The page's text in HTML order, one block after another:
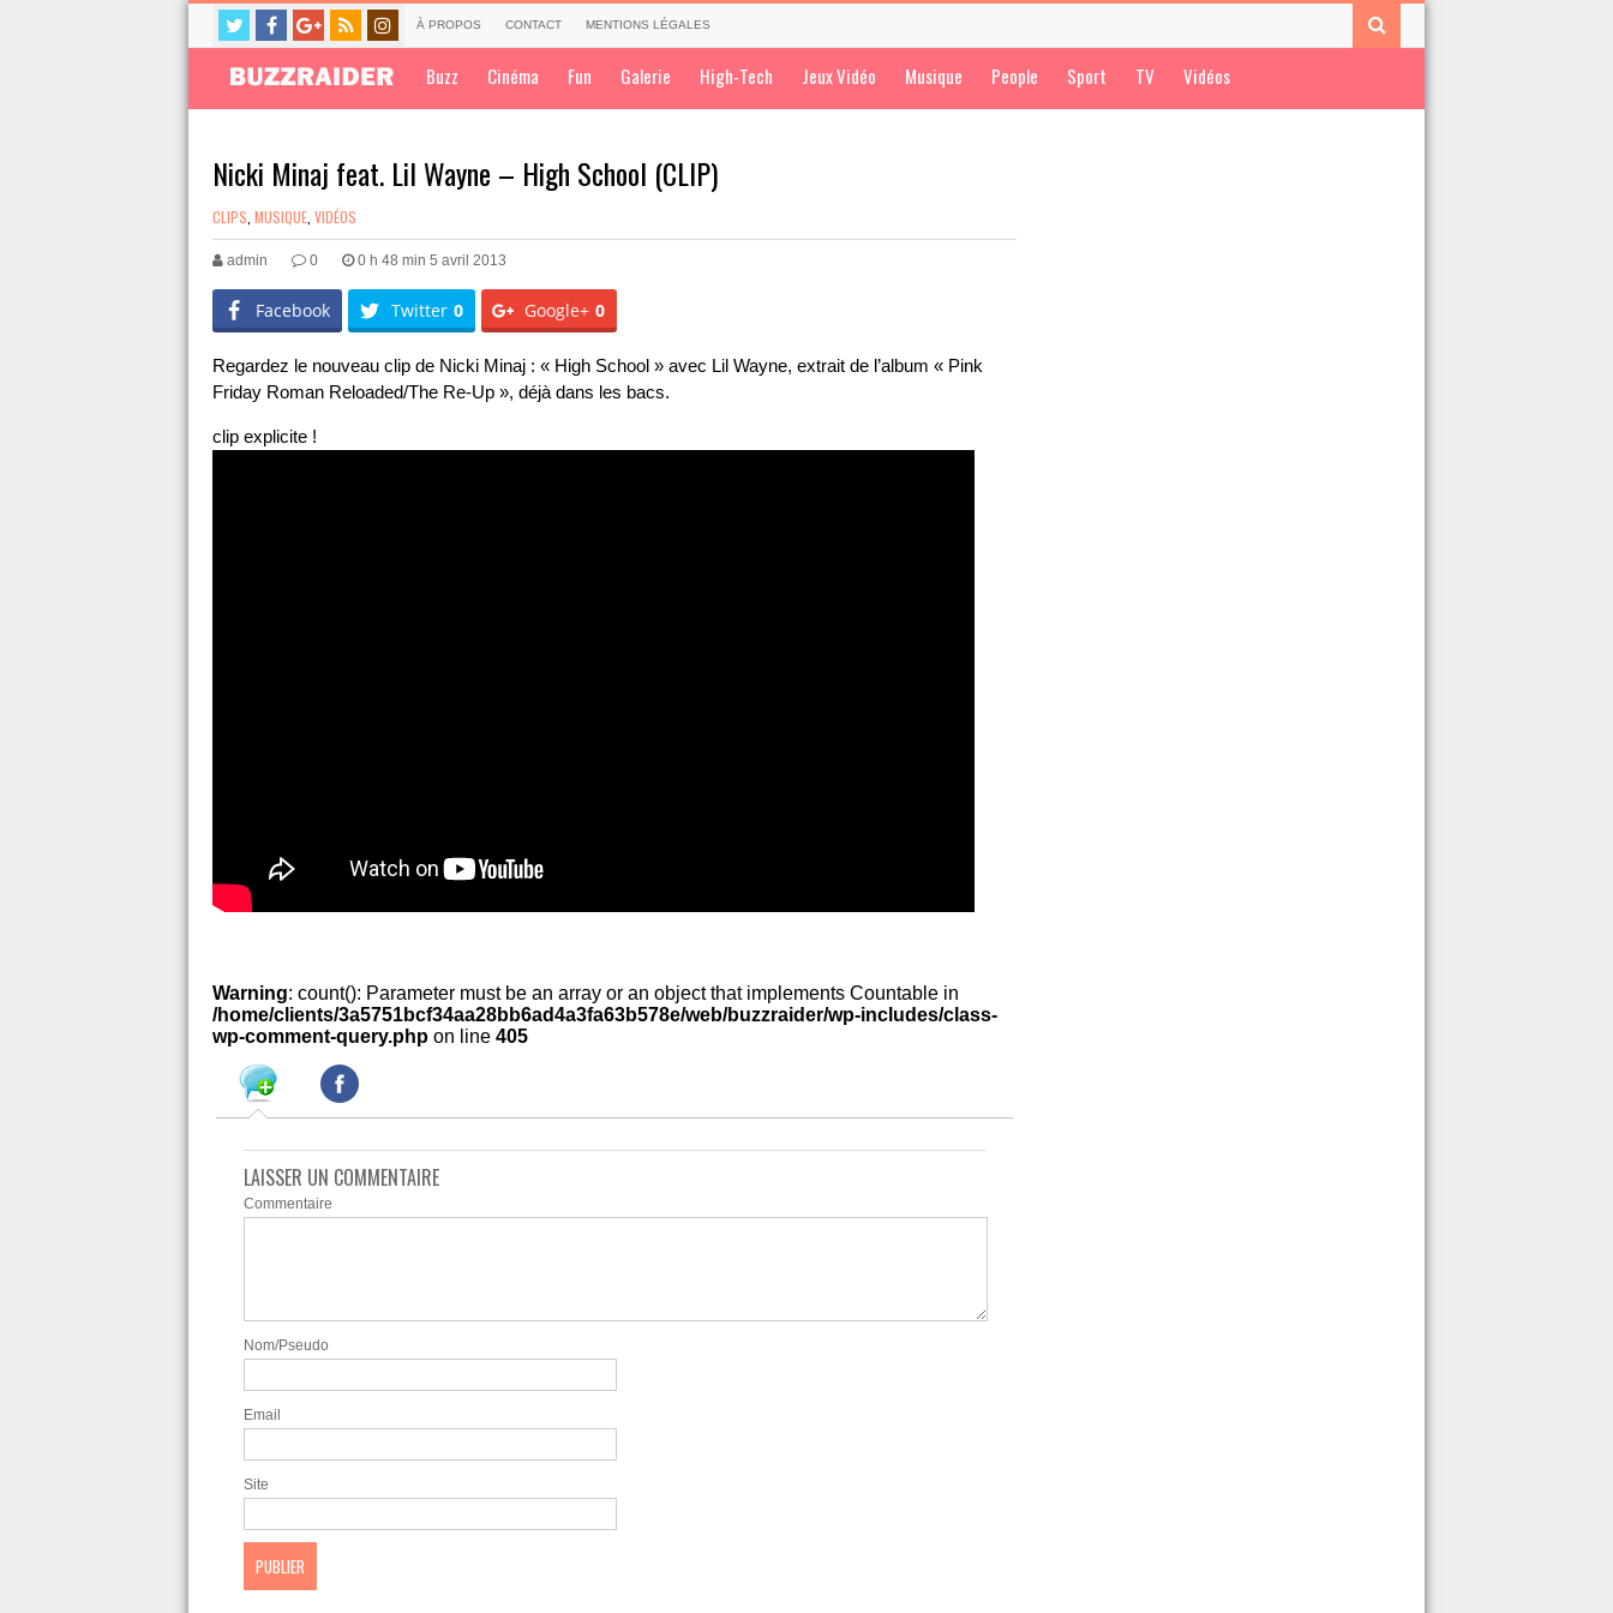
À PROPOS CONTACT MENTIONS LÉGALES
Buzz Cinéma Fun Galerie High-Tech Jeux Vidéo Musique People Sport TV Vidéos
Nicki Minaj feat. Lil Wayne – High School (CLIP)
CLIPS MUSIQUE VIDÉOS
admin 0 0 h 48 min 5 avril 2013
Facebook Twitter 0 Google+ 0
Regardez le nouveau clip de Nicki Minaj : « High School » avec Lil Wayne, extrait de l’album « Pink
Friday Roman Reloaded/The Re-Up », déjà dans les bacs.
clip explicite !
Warning: count(): Parameter must be an array or an object that implements Countable in
/home/clients/3a5751bcf34aa28bb6ad4a3fa63b578e/web/buzzraider/wp-includes/class-
wp-comment-query.php on line 405
LAISSER UN COMMENTAIRE
Commentaire
Nom/Pseudo
Email
Site